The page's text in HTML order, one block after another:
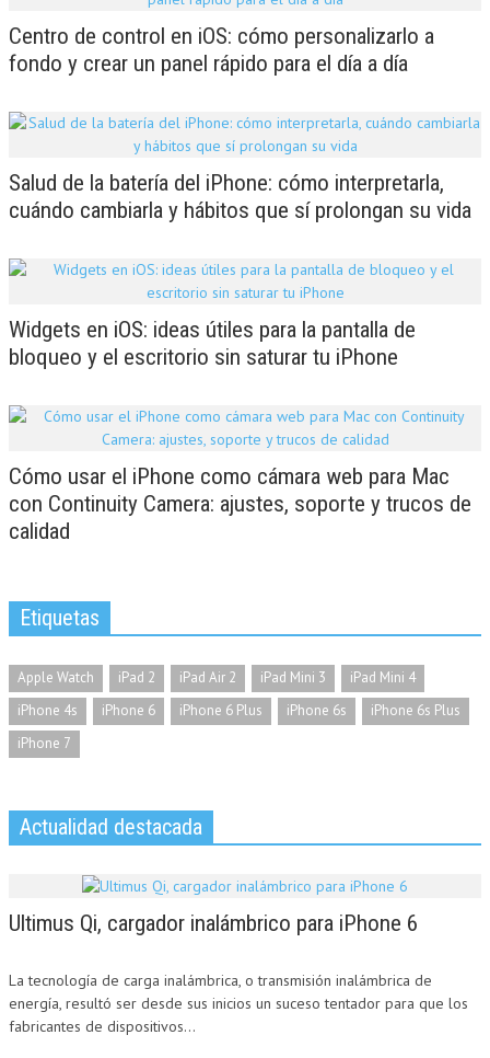
Centro de control en iOS: cómo personalizarlo a
fondo y crear un panel rápido para el día a día
Salud de la batería del iPhone: cómo interpretarla,
cuándo cambiarla y hábitos que sí prolongan su vida
Widgets en iOS: ideas útiles para la pantalla de
bloqueo y el escritorio sin saturar tu iPhone
Cómo usar el iPhone como cámara web para Mac
con Continuity Camera: ajustes, soporte y trucos de
calidad
Etiquetas
Apple Watch iPad 2 iPad Air 2 iPad Mini 3
iPad Mini 4
iPhone 4s
iPhone 6 iPhone 6 Plus iPhone 6s
iPhone 6s Plus
iPhone 7
Actualidad destacada
Ultimus Qi, cargador inalámbrico para iPhone 6
La tecnología de carga inalámbrica, o transmisión inalámbrica de
energía, resultó ser desde sus inicios un suceso tentador para que los
fabricantes de dispositivos...